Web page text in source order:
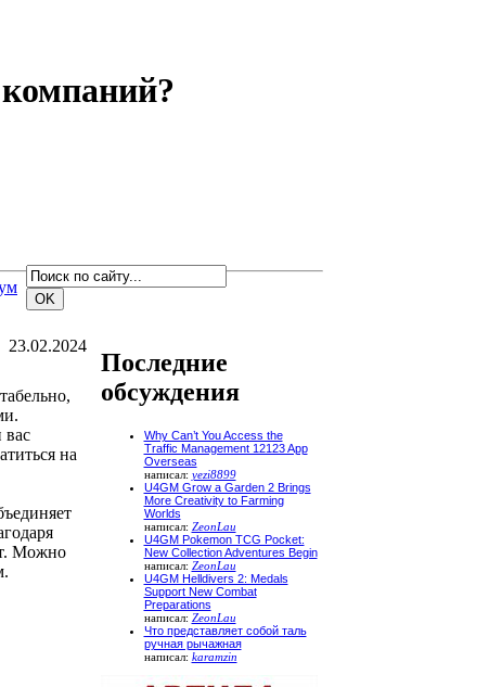
23.02.2024
на
Можно
Последние
обсуждения
Why Can’t You Access the
Traffic Management 12123 App
Overseas
написал: yezi8899
U4GM Grow a Garden 2 Brings
More Creativity to Farming
Worlds
написал: ZeonLau
U4GM Pokemon TCG Pocket:
New Collection Adventures Begin
написал: ZeonLau
U4GM Helldivers 2: Medals
Support New Combat
Preparations
написал: ZeonLau
Что представляет собой таль
ручная рычажная
написал: karamzin